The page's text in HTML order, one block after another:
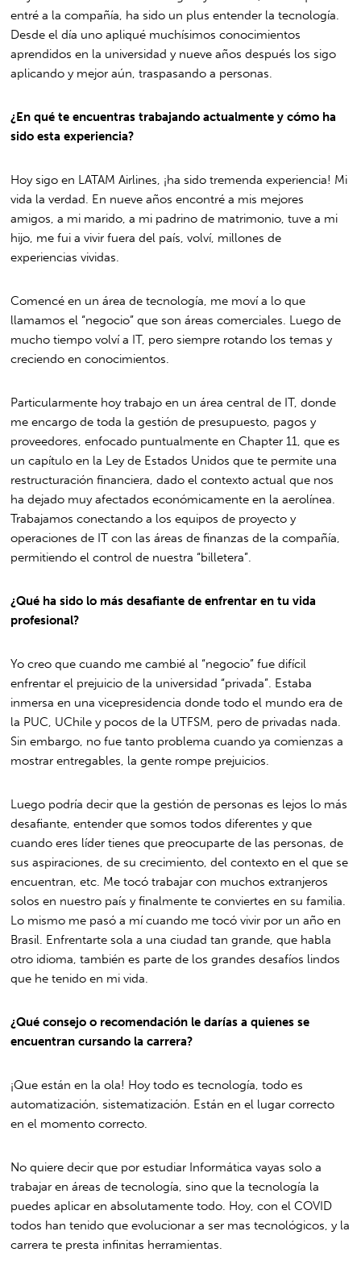
entré a la compañía, ha sido un plus entender la tecnología.
Desde el día uno apliqué muchísimos conocimientos
aprendidos en la universidad y nueve años después los sigo
aplicando y mejor aún, traspasando a personas.
¿En qué te encuentras trabajando actualmente y cómo ha
sido esta experiencia?
Hoy sigo en LATAM Airlines, ¡ha sido tremenda experiencia! Mi
vida la verdad. En nueve años encontré a mis mejores
amigos, a mi marido, a mi padrino de matrimonio, tuve a mi
hijo, me fui a vivir fuera del país, volví, millones de
experiencias vividas.
Comencé en un área de tecnología, me moví a lo que
llamamos el “negocio” que son áreas comerciales. Luego de
mucho tiempo volví a IT, pero siempre rotando los temas y
creciendo en conocimientos.
Particularmente hoy trabajo en un área central de IT, donde
me encargo de toda la gestión de presupuesto, pagos y
proveedores, enfocado puntualmente en Chapter 11, que es
un capítulo en la Ley de Estados Unidos que te permite una
restructuración financiera, dado el contexto actual que nos
ha dejado muy afectados económicamente en la aerolínea.
Trabajamos conectando a los equipos de proyecto y
operaciones de IT con las áreas de finanzas de la compañía,
permitiendo el control de nuestra “billetera”.
¿Qué ha sido lo más desafiante de enfrentar en tu vida
profesional?
Yo creo que cuando me cambié al “negocio” fue difícil
enfrentar el prejuicio de la universidad “privada”. Estaba
inmersa en una vicepresidencia donde todo el mundo era de
la PUC, UChile y pocos de la UTFSM, pero de privadas nada.
Sin embargo, no fue tanto problema cuando ya comienzas a
mostrar entregables, la gente rompe prejuicios.
Luego podría decir que la gestión de personas es lejos lo más
desafiante, entender que somos todos diferentes y que
cuando eres líder tienes que preocuparte de las personas, de
sus aspiraciones, de su crecimiento, del contexto en el que se
encuentran, etc. Me tocó trabajar con muchos extranjeros
solos en nuestro país y finalmente te conviertes en su familia.
Lo mismo me pasó a mí cuando me tocó vivir por un año en
Brasil. Enfrentarte sola a una ciudad tan grande, que habla
otro idioma, también es parte de los grandes desafíos lindos
que he tenido en mi vida.
¿Qué consejo o recomendación le darías a quienes se
encuentran cursando la carrera?
¡Que están en la ola! Hoy todo es tecnología, todo es
automatización, sistematización. Están en el lugar correcto
en el momento correcto.
No quiere decir que por estudiar Informática vayas solo a
trabajar en áreas de tecnología, sino que la tecnología la
puedes aplicar en absolutamente todo. Hoy, con el COVID
todos han tenido que evolucionar a ser mas tecnológicos, y la
carrera te presta infinitas herramientas.